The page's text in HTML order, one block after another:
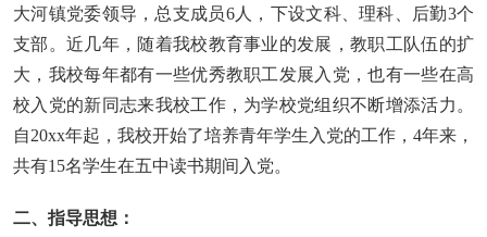
大河镇党委领导，总支成员6人，下设文科、理科、后勤3个
支部。近几年，随着我校教育事业的发展，教职工队伍的扩
大，我校每年都有一些优秀教职工发展入党，也有一些在高
校入党的新同志来我校工作，为学校党组织不断增添活力。
自20xx年起，我校开始了培养青年学生入党的工作，4年来，
共有15名学生在五中读书期间入党。
二、指导思想：